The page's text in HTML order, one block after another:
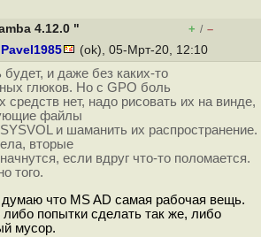
4.12.0 " + / –
Pavel1985 (ok), 05-Мрт-20, 12:10
будет, и даже без каких-то
глюков. Но с GPO боль
средств нет, надо рисовать их на винде,
файлы
и шаманить их распространение.
вторые
если вдруг что-то поломается.
того.
думаю что MS AD самая рабочая вещь.
попытки сделать так же, либо
мусор.